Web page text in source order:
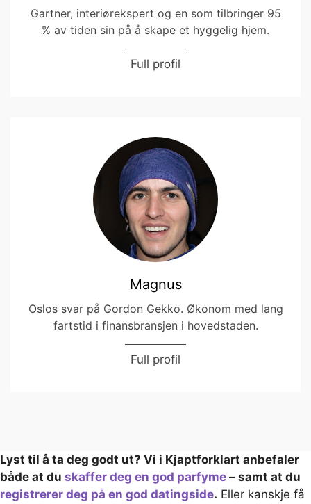
Gartner, interiørekspert og en som tilbringer 95
% av tiden sin på å skape et hyggelig hjem.
Full profil
Magnus
Oslos svar på Gordon Gekko. Økonom med lang
fartstid i finansbransjen i hovedstaden.
Full profil
Lyst til å ta deg godt ut? Vi i Kjaptforklart anbefaler
både at du skaffer deg en god parfyme – samt at du
registrerer deg på en god datingside. Eller kanskje få